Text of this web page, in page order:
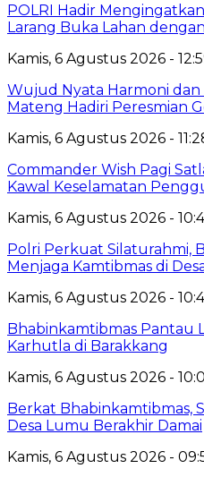
POLRI Hadir
Larang Buka Lahan
Kamis, 6 Agustus 2026 -
Wujud Nyata Harmoni dan
Mateng Hadiri Peresmian
Kamis, 6 Agustus 2026 -
Commander Wish Pagi
Kawal Keselamatan
Kamis, 6 Agustus 2026 -
Polri Perkuat Silaturahmi,
Menjaga Kamtibmas di
Kamis, 6 Agustus 2026 -
Bhabinkamtibmas Pantau
Karhutla di Barakkang
Kamis, 6 Agustus 2026 -
Berkat Bhabinkamtibmas,
Desa Lumu Berakhir Damai
Kamis, 6 Agustus 2026 -